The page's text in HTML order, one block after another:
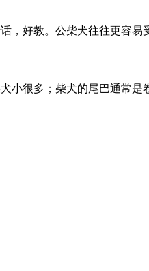
，好教。公柴犬往往更容
小很多；柴犬的尾巴通常